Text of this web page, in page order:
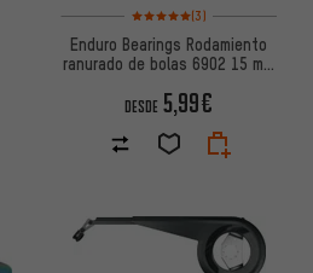
Valoración media: 5 de 5
(3)
Enduro Bearings Rodamiento
ranurado de bolas 6902 15 mm
DESDE 5,99€